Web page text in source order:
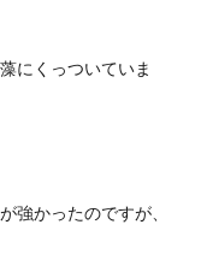
にくっついていま
強かったのですが、